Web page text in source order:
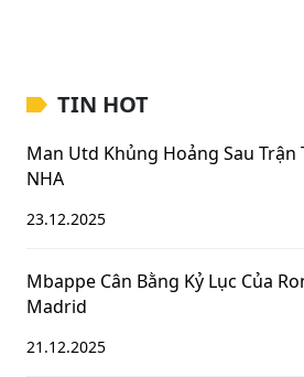
TIN HOT
Man Utd Khủng Hoảng Sau Trận
NHA
23.12.2025
Mbappe Cân Bằng Kỷ Lục Của
Madrid
21.12.2025